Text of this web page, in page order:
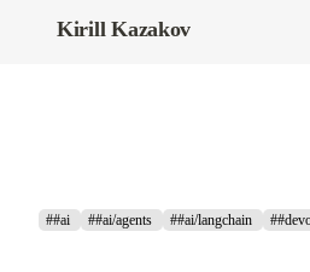
Kirill Kazakov
##ai ##ai/agents ##ai/langchain